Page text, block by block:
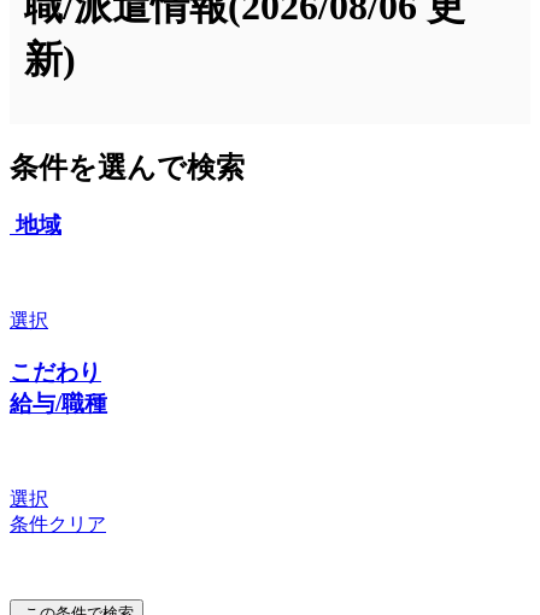
新)
条件を選んで検索
地域
選択
こだわり
給与/職種
選択
条件クリア